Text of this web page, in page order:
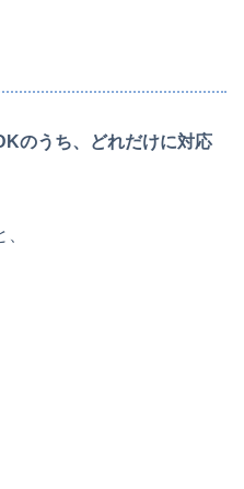
のうち、どれだけに対応